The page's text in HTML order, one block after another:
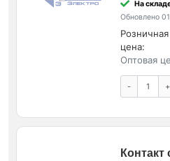
На
Обновлено
Розничная
цена:
Оптовая
- +